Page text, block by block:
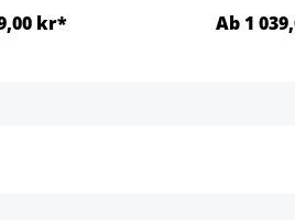
kr* Ab 1